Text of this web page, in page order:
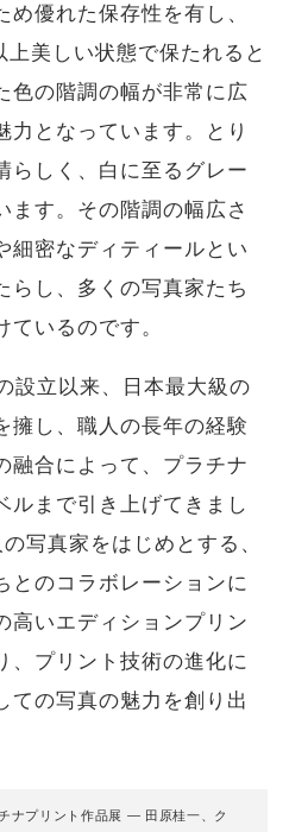
優れた保存性を有し、
美しい状態で保たれると
色の階調の幅が非常に広
力となっています。とり
らしく、白に至るグレー
ます。その階調の幅広さ
細密なディティールとい
らし、多くの写真家たち
いるのです。
設立以来、日本最大級の
擁し、職人の長年の経験
融合によって、プラチナ
ルまで引き上げてきまし
写真家をはじめとする、
とのコラボレーションに
高いエディションプリン
、プリント技術の進化に
ての写真の魅力を創り出
チナプリント作品展 ― 田原桂一、ク